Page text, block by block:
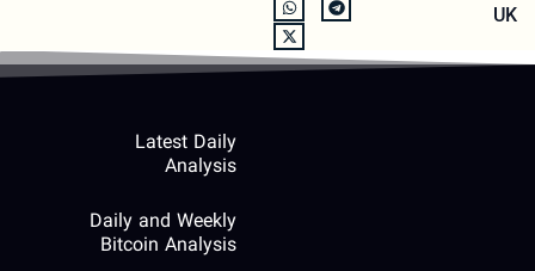
UK
Latest Daily
Analysis
Daily and Weekly
Bitcoin Analysis